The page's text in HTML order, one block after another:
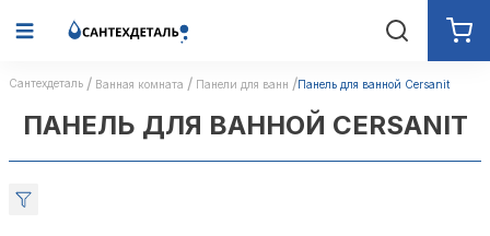
Сантехдеталь Ванная комната Панели для ванн Панель для ванной Cersanit
ПАНЕЛЬ ДЛЯ ВАННОЙ CERSANIT